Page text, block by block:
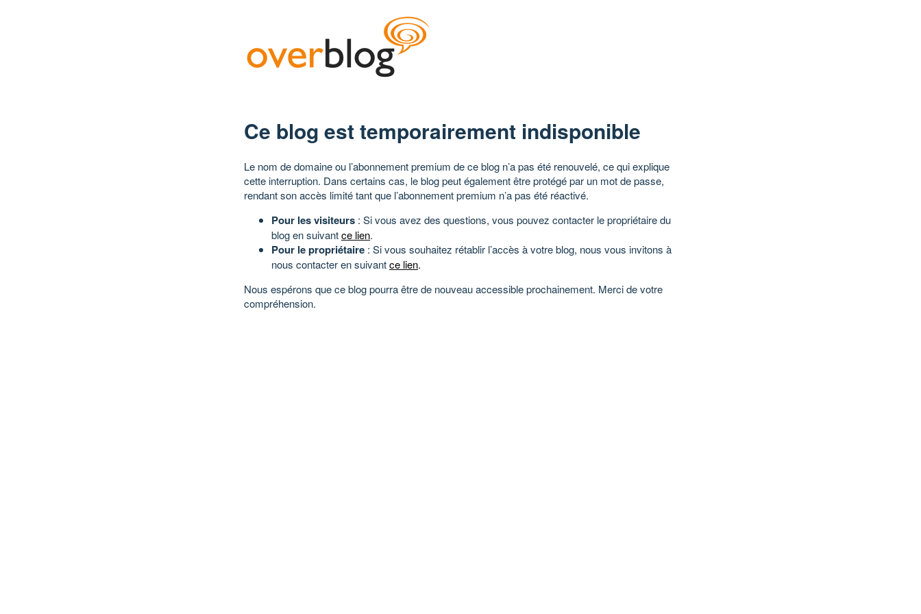
Ce blog est temporairement indisponible
Le nom de domaine ou l’abonnement premium de ce blog n’a pas été renouvelé, ce qui explique
cette interruption. Dans certains cas, le blog peut également être protégé par un mot de passe,
rendant son accès limité tant que l’abonnement premium n’a pas été réactivé.
Pour les visiteurs : Si vous avez des questions, vous pouvez contacter le propriétaire du
blog en suivantce lien.
Pour le propriétaire : Si vous souhaitez rétablir l’accès à votre blog, nous vous invitons à
nous contacter en suivantce lien.
Nous espérons que ce blog pourra être de nouveau accessible prochainement. Merci de votre
compréhension.